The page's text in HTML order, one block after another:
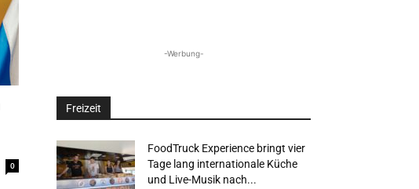
0
-Werbung-
Freizeit
FoodTruck Experience bringt vier
Tage lang internationale Küche
und Live-Musik nach...